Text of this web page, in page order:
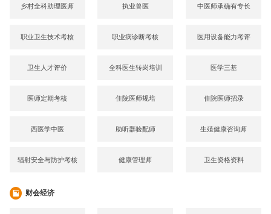
乡村全科助理医师 执业兽医 中医师承确有专长
职业卫生技术考核 职业病诊断考核 医用设备能力考评
卫生人才评价 全科医生转岗培训 医学三基
医师定期考核 住院医师规培 住院医师招录
西医学中医 助听器验配师 生殖健康咨询师
辐射安全与防护考核 健康管理师 卫生资格资料
财会经济